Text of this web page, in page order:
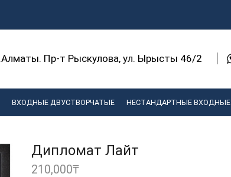
Пр-т Рыскулова, ул. Ырысты 46/2
ВХОДНЫЕ ДВУСТВОРЧАТЫЕ НЕСТАНДАРТНЫЕ ВХОДНЫЕ
Дипломат Лайт
210,000₸